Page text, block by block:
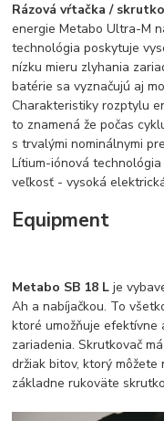
Rázová vŕtačka /
energie Metabo Ultra-M
technológia poskytuje
nízku mieru zlyhania
batérie sa vyznačujú aj
Charakteristiky rozptylu
to znamená že počas
s trvalými nominálnymi
Lítium-iónová
veľkosť - vysoká
Equipment
Metabo SB 18 Lje
Ah a nabíjačkou. To
ktoré umožňuje efektívne
zariadenia. Skrutkovač
držiak bitov, ktorý
základne rukoväte